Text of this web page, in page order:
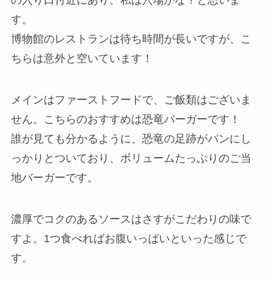
す。
博物館のレストランは待ち時間が長いですが、こ
ちらは意外と空いています！
メインはファーストフードで、ご飯類はございま
せん。こちらのおすすめは恐竜バーガーです！
誰が見ても分かるように、恐竜の足跡がパンにし
っかりとついており、ボリュームたっぷりのご当
地バーガーです。
濃厚でコクのあるソースはさすがこだわりの味で
すよ。1つ食べればお腹いっぱいといった感じで
す。